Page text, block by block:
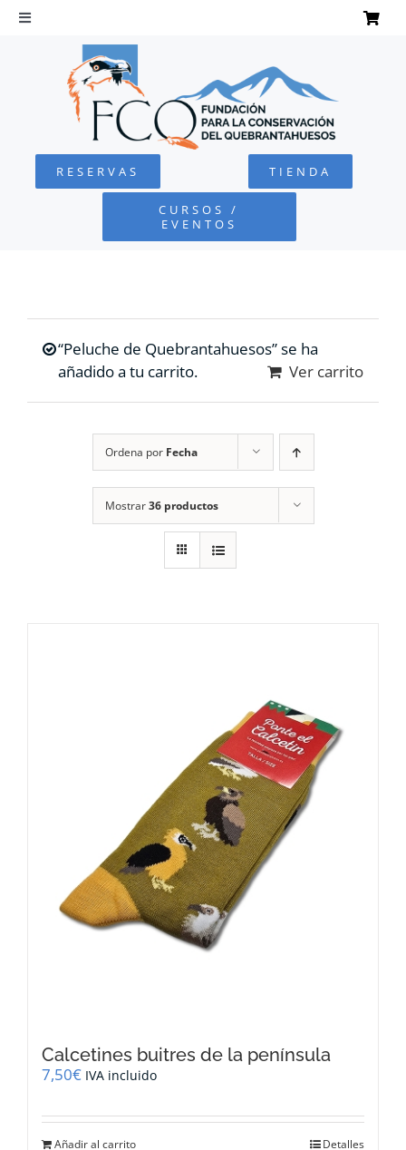
Saltar
Toggle
Navigation
QUEBRANTAHUESOS
FUNDACIÓN
COLABORA
RESERVAS TIENDA
CURSOS /
EVENTOS
“Peluche de Quebrantahuesos” se ha
añadido a tu carrito.
Ver carrito
Ordena por Fecha
Mostrar36 productos
Calcetines buitres de la península
7,50€ IVA incluido
Añadir al carrito Detalles